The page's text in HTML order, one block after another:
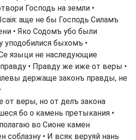
Господь на земли •
аще не бы Господь Силамъ
• Яко Содомъ убо были
быхомъ •
языци не наследующие
• Правду же иже от веры •
держаще законъ правды, не
от веры, но от делъ закона
бо о камень претыкания •
во Сионе камен
соблазну • И всяк веруяй нань